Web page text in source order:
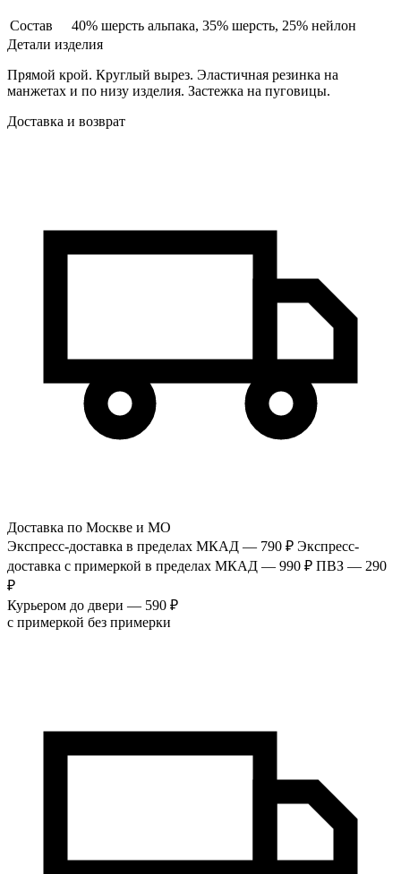
Состав
40% шерсть альпака, 35% шерсть, 25% нейлон
Детали изделия
Прямой крой. Круглый вырез. Эластичная резинка на
манжетах и по низу изделия. Застежка на пуговицы.
Доставка и возврат
Доставка по Москве и МО
Экспресс-доставка в пределах МКАД — 790 ₽ Экспресс-
доставка с примеркой в пределах МКАД — 990 ₽ ПВЗ — 290
₽
Курьером до двери — 590 ₽
с примеркой без примерки